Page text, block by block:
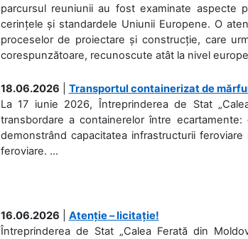
parcursul reuniunii au fost examinate aspecte
cerințele și standardele Uniunii Europene. O
proceselor de proiectare și construcție, care
corespunzătoare, recunoscute atât la nivel
18.06.2026
Transportul containerizat de
La 17 iunie 2026, Întreprinderea de Stat
transbordare a containerelor între
demonstrând capacitatea infrastructurii
feroviare. ...
16.06.2026
Atenție – licitație!
Întreprinderea de Stat „Calea Ferată din